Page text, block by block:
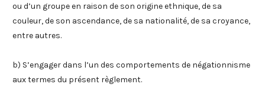
ou d’un groupe en raison de son origine ethnique, de sa
couleur, de son ascendance, de sa nationalité, de sa croyance,
entre autres.
b) S’engager dans l’un des comportements de négationnisme
aux termes du présent règlement.